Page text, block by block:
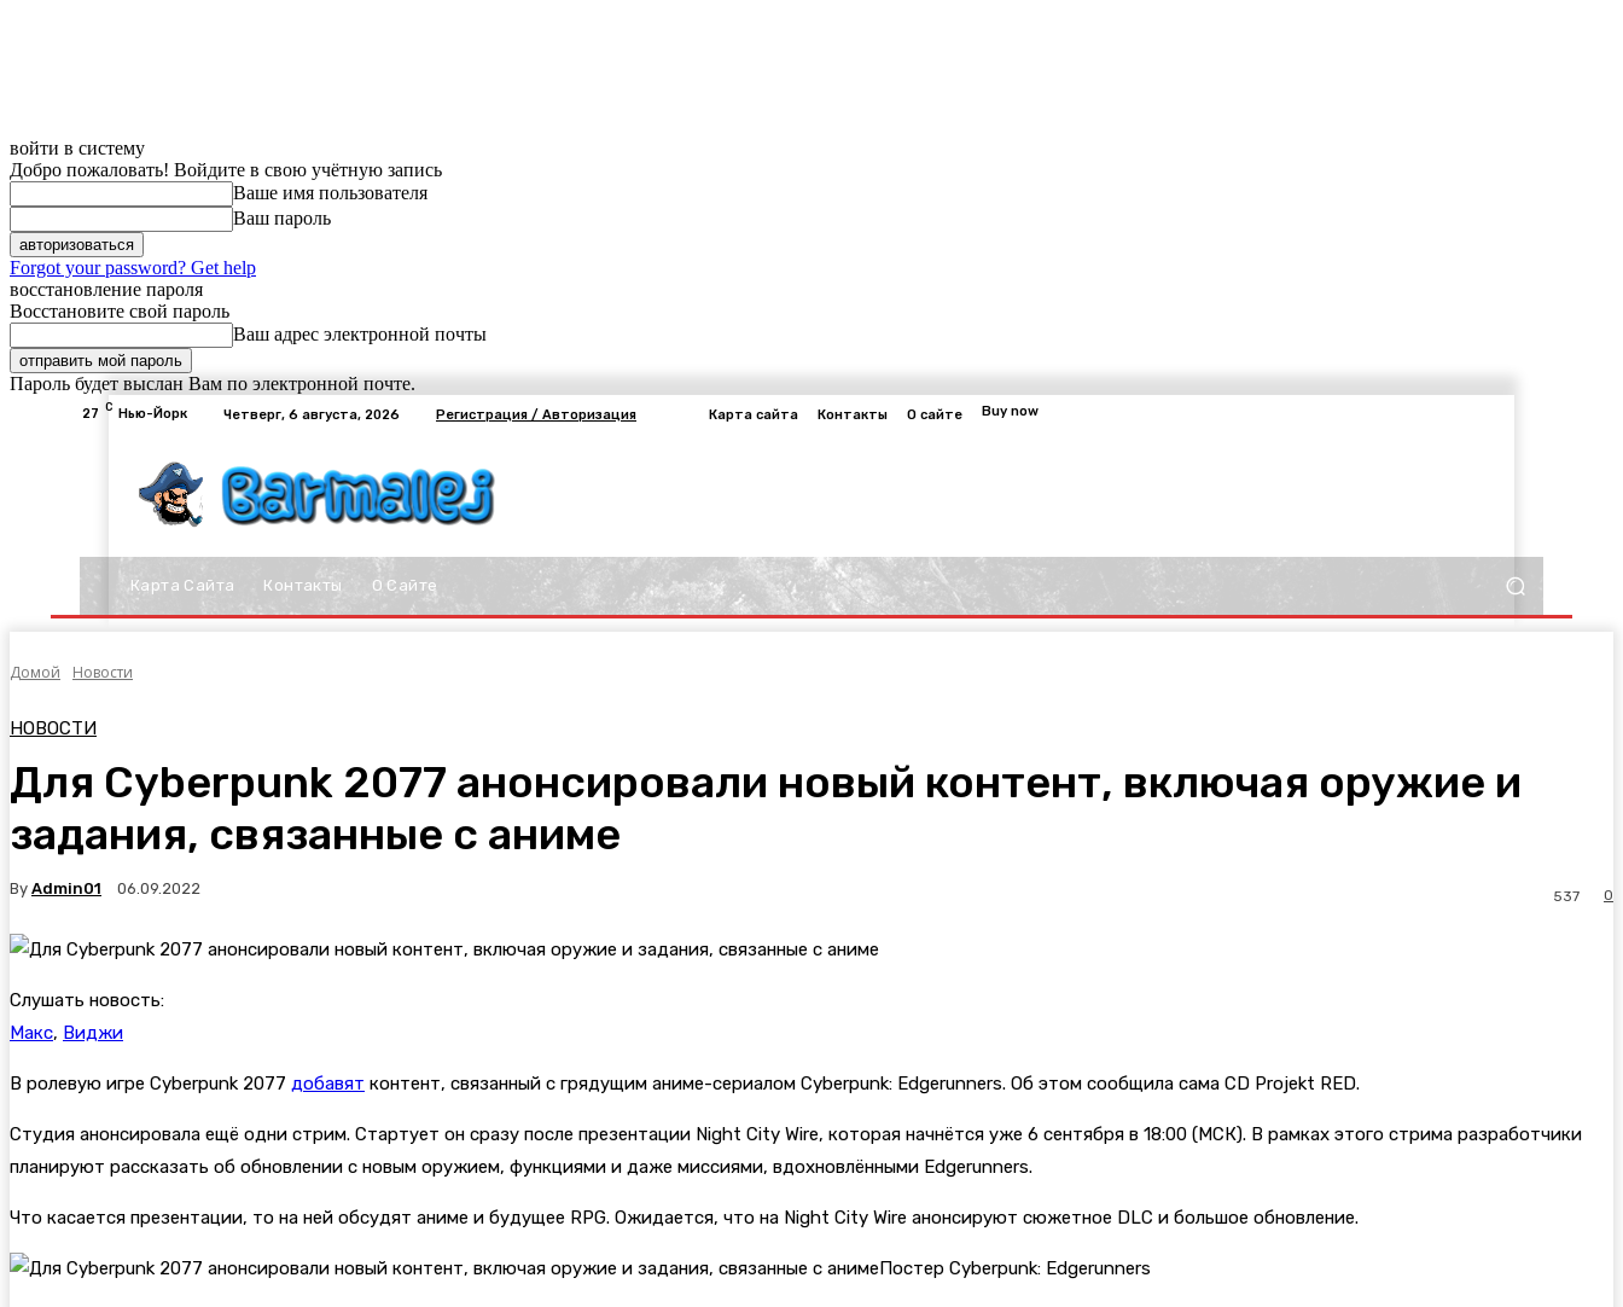
войти в систему
Добро пожаловать! Войдите в свою учётную запись
Ваше имя пользователя
Ваш пароль
Forgot your password? Get help
восстановление пароля
Восстановите свой пароль
Ваш адрес электронной почты
Пароль будет выслан Вам по электронной почте.
27 C Нью-Йорк Четверг, 6 августа, 2026 Регистрация / Авторизация Карта сайта Контакты О сайте Buy now
Карта Сайта Контакты О Сайте
Домой Новости
НОВОСТИ
Для Cyberpunk 2077 анонсировали новый контент, включая оружие и
задания, связанные с аниме
By Admin01 06.09.2022 0
537
Слушать новость:
Макс, Виджи
В ролевую игре Cyberpunk 2077 добавят контент, связанный с грядущим аниме-сериалом Cyberpunk: Edgerunners. Об этом сообщила сама CD Projekt RED.
Студия анонсировала ещё одни стрим. Стартует он сразу после презентации Night City Wire, которая начнётся уже 6 сентября в 18:00 (МСК). В рамках этого стрима разработчики
планируют рассказать об обновлении с новым оружием, функциями и даже миссиями, вдохновлёнными Edgerunners.
Что касается презентации, то на ней обсудят аниме и будущее RPG. Ожидается, что на Night City Wire анонсируют сюжетное DLC и большое обновление.
Постер Cyberpunk: Edgerunners